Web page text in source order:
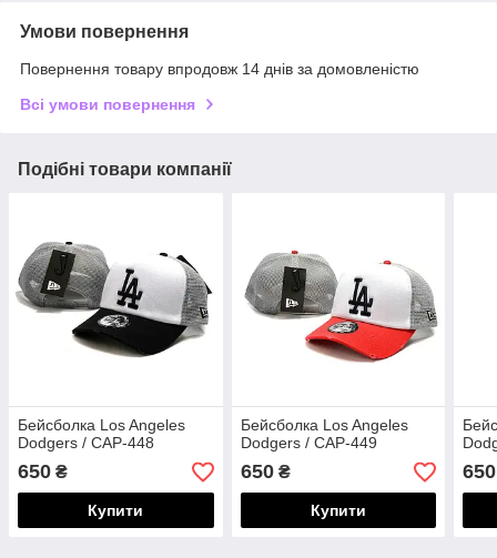
Умови повернення
Повернення товару впродовж 14 днів за домовленістю
Всі умови повернення
Подібні товари компанії
Бейсболка Los Angeles
Dodgers / CAP-448
650 ₴
Купити
Бейсболка Los Angeles
Dodgers / CAP-449
650₴
Купити
650